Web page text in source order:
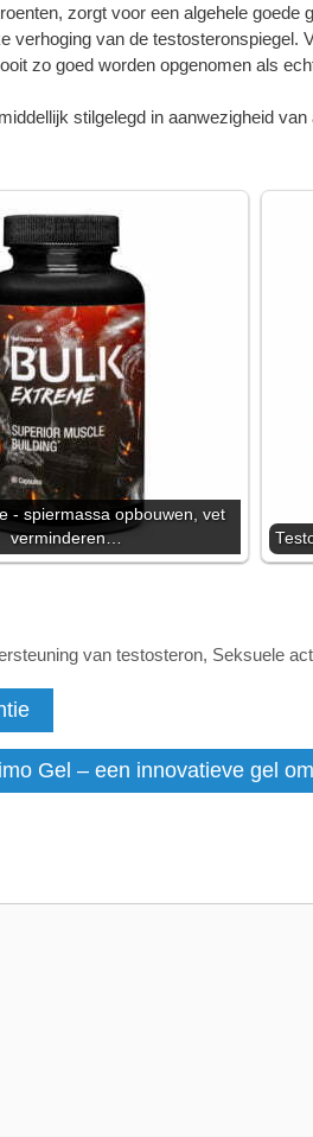
zorgt voor een algehele
verhoging van de testosteronspiegel.
zo goed worden opgenomen als
stilgelegd in aanwezigheid
- spiermassa opbouwen, vet
verminderen…
van testosteron, Seksuele
Gel – een innovatieve gel